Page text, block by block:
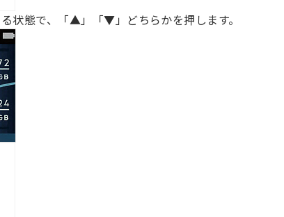
状態で、「▲」「▼」どちらかを押します。